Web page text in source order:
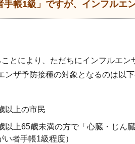
手帳1級」ですが、インフルエ
とにより、ただちにインフルエン
ザ予防接種の対象となるのは以
以上の市民
以上65歳未満の方で「心臓・じん
者手帳1級程度）